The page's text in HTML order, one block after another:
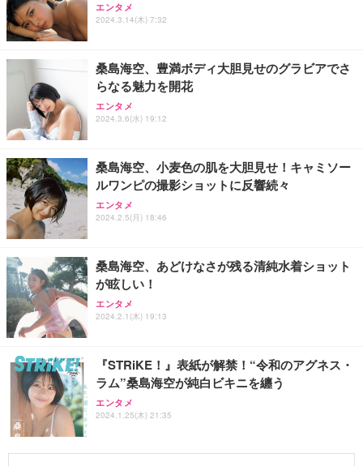
エンタメ
2024.3.14(木) 7:32
桑島海空、豊満ボディ大胆見せのグラビアでさ
らなる魅力を開花
エンタメ
2024.3.6(水) 19:12
桑島海空、小麦色の肌を大胆見せ！キャミソー
ルワンピの撮影ショットに反響続々
エンタメ
2024.2.5(月) 18:46
桑島海空、あどけなさが残る清純水着ショット
が眩しい！
エンタメ
2024.2.1(木) 19:13
『STRiKE！』表紙が解禁！“令和のアグネス・
ラム”桑島海空が純白ビキニを纏う
エンタメ
2024.1.25(木) 21:35